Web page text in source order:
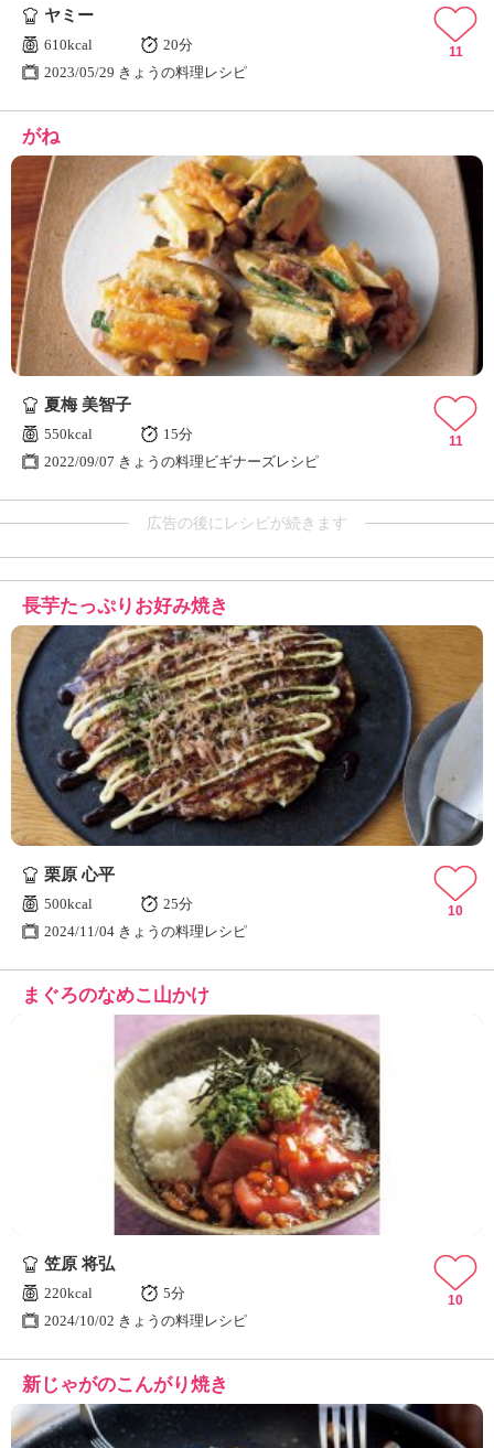
ヤミー
610kcal
20分
2023/05/29 きょうの料理レシピ
11
がね
夏梅 美智子
550kcal
15分
2022/09/07 きょうの料理ビギナーズレシピ
11
広告の後にレシピが続きます
長芋たっぷりお好み焼き
栗原 心平
500kcal
25分
2024/11/04 きょうの料理レシピ
10
まぐろのなめこ山かけ
笠原 将弘
220kcal
5分
2024/10/02 きょうの料理レシピ
10
新じゃがのこんがり焼き